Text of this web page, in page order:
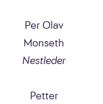
Per Olav
Monseth
Nestleder
Petter